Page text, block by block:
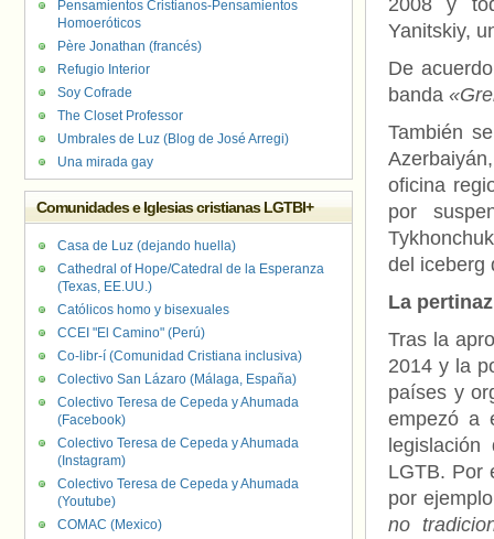
2008 y
Yanitskiy,
De
banda
También
oficina
por
del iceberg
La
Tras la
2014 y la
países y
empezó a
LGTB. Por
por
no
Pensamientos Cristianos-Pensamientos
Homoeróticos
Père Jonathan (francés)
Refugio Interior
Soy Cofrade
The Closet Professor
Umbrales de Luz (Blog de José Arregi)
Una mirada gay
Comunidades e Iglesias cristianas LGTBI+
Casa de Luz (dejando huella)
Cathedral of Hope/Catedral de la Esperanza
(Texas, EE.UU.)
Católicos homo y bisexuales
CCEI "El Camino" (Perú)
Co-libr-í (Comunidad Cristiana inclusiva)
Colectivo San Lázaro (Málaga, España)
Colectivo Teresa de Cepeda y Ahumada
(Facebook)
Colectivo Teresa de Cepeda y Ahumada
(Instagram)
Colectivo Teresa de Cepeda y Ahumada
(Youtube)
COMAC (Mexico)